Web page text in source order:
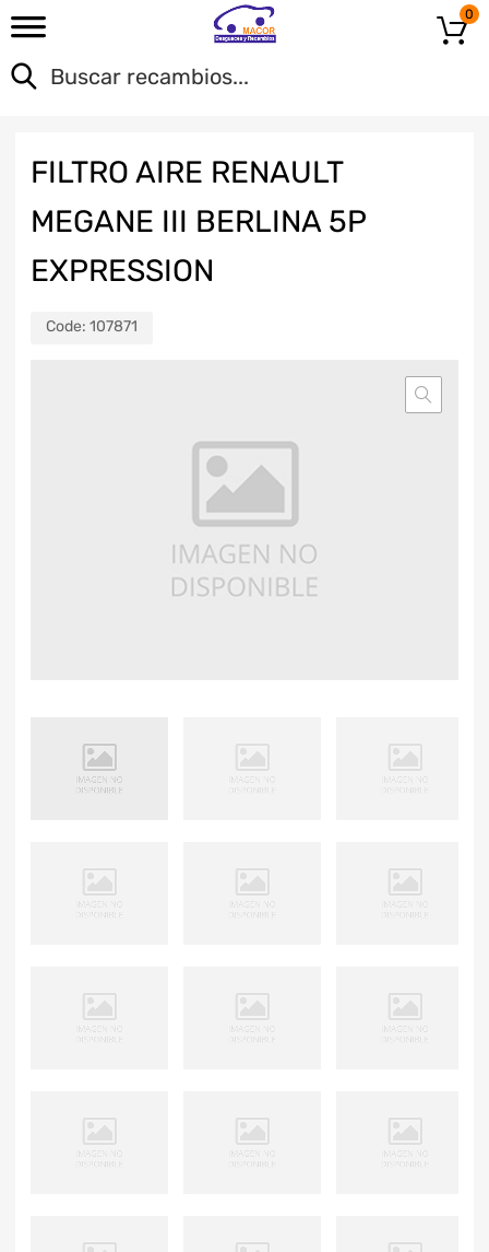
0
FILTRO AIRE RENAULT
MEGANE III BERLINA 5P
EXPRESSION
Code: 107871